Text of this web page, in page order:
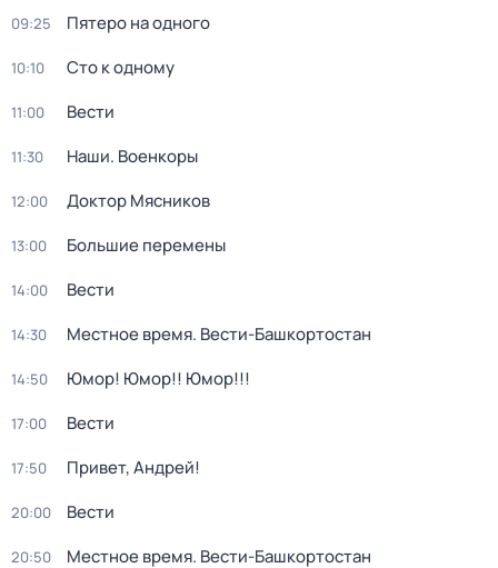
09:25 Пятеро на одного
10:10 Сто к одному
11:00 Вести
11:30 Наши. Военкоры
12:00 Доктор Мясников
13:00 Большие перемены
14:00 Вести
14:30 Местное время. Вести-Башкортостан
14:50 Юмор! Юмор!! Юмор!!!
17:00 Вести
17:50 Привет, Андрей!
20:00 Вести
20:50 Местное время. Вести-Башкортостан